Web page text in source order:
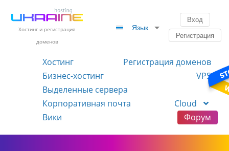
Хостинг и регистрация
доменов
Язык
Вход
Регистрация
Хостинг
Регистрация доменов
Бизнес-хостинг
VPS
Выделенные сервера
Корпоративная почта
Cloud
Вики
Форум